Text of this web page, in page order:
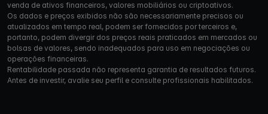
venda de ativos financeiros, valores mobiliários ou criptoativos.
Os dados e preços exibidos não são necessariamente precisos ou
atualizados em tempo real, podem ser fornecidos por terceiros e,
portanto, podem divergir dos preços reais praticados em mercados ou
bolsas de valores, sendo inadequados para uso em negociações ou
operações financeiras.
Rentabilidade passada não representa garantia de resultados futuros.
Antes de investir, avalie seu perfil e consulte profissionais habilitados.